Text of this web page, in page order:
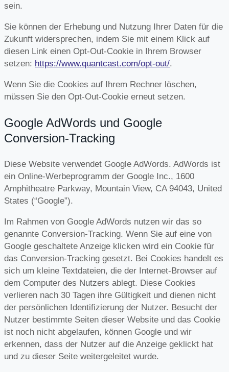
sein.
Sie können der Erhebung und Nutzung Ihrer Daten für die
Zukunft widersprechen, indem Sie mit einem Klick auf
diesen Link einen Opt-Out-Cookie in Ihrem Browser
setzen: https://www.quantcast.com/opt-out/.
Wenn Sie die Cookies auf Ihrem Rechner löschen,
müssen Sie den Opt-Out-Cookie erneut setzen.
Google AdWords und Google
Conversion-Tracking
Diese Website verwendet Google AdWords. AdWords ist
ein Online-Werbeprogramm der Google Inc., 1600
Amphitheatre Parkway, Mountain View, CA 94043, United
States (“Google”).
Im Rahmen von Google AdWords nutzen wir das so
genannte Conversion-Tracking. Wenn Sie auf eine von
Google geschaltete Anzeige klicken wird ein Cookie für
das Conversion-Tracking gesetzt. Bei Cookies handelt es
sich um kleine Textdateien, die der Internet-Browser auf
dem Computer des Nutzers ablegt. Diese Cookies
verlieren nach 30 Tagen ihre Gültigkeit und dienen nicht
der persönlichen Identifizierung der Nutzer. Besucht der
Nutzer bestimmte Seiten dieser Website und das Cookie
ist noch nicht abgelaufen, können Google und wir
erkennen, dass der Nutzer auf die Anzeige geklickt hat
und zu dieser Seite weitergeleitet wurde.